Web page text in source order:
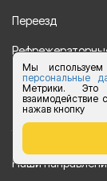
Мы
персональные
Метрики.
взаимодействие
нажав кнопку
Переезд
Перевозки
Перевозка
Наши